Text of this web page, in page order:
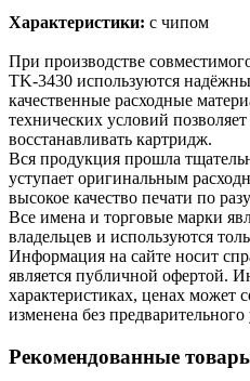
Характеристики: с чипом
При производстве
TK-3430 используются
качественные расходные
технических условий
восстанавливать картридж.
Вся продукция прошла
уступает оригинальным
высокое качество печати по
Все имена и торговые марки
владельцев и используются
Информация на сайте носит
является публичной офертой.
характеристиках, ценах может
изменена без
Рекомендованные